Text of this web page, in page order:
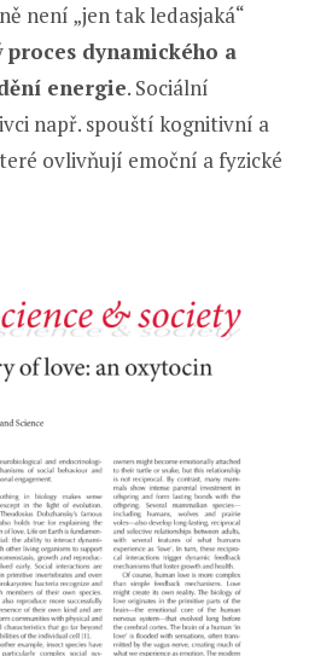
není „jen tak ledasjaká“
proces dynamického a
energie. Sociální
např. spouští kognitivní a
ovlivňují emoční a fyzické